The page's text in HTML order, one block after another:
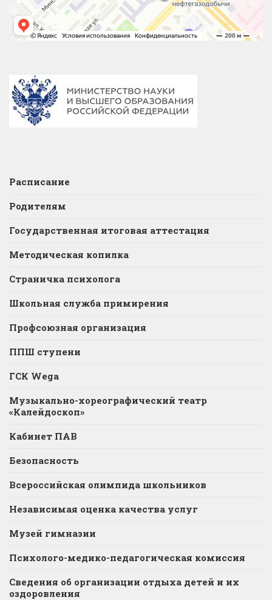
Расписание
Родителям
Государственная итоговая аттестация
Методическая копилка
Страничка психолога
Школьная служба примирения
Профсоюзная организация
ППШ ступени
ГСК Wega
Музыкально-хореографический театр
«Калейдоскоп»
Кабинет ПАВ
Безопасность
Всероссийская олимпида школьников
Независимая оценка качества услуг
Музей гимназии
Психолого-медико-педагогическая комиссия
Сведения об организации отдыха детей и их
оздоровления